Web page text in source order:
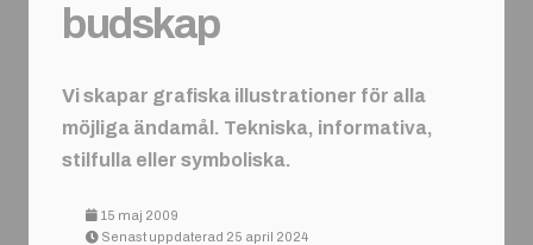
budskap
Vi skapar grafiska illustrationer för alla
möjliga ändamål. Tekniska, informativa,
stilfulla eller symboliska.
15 maj 2009
Senast uppdaterad 25 april 2024